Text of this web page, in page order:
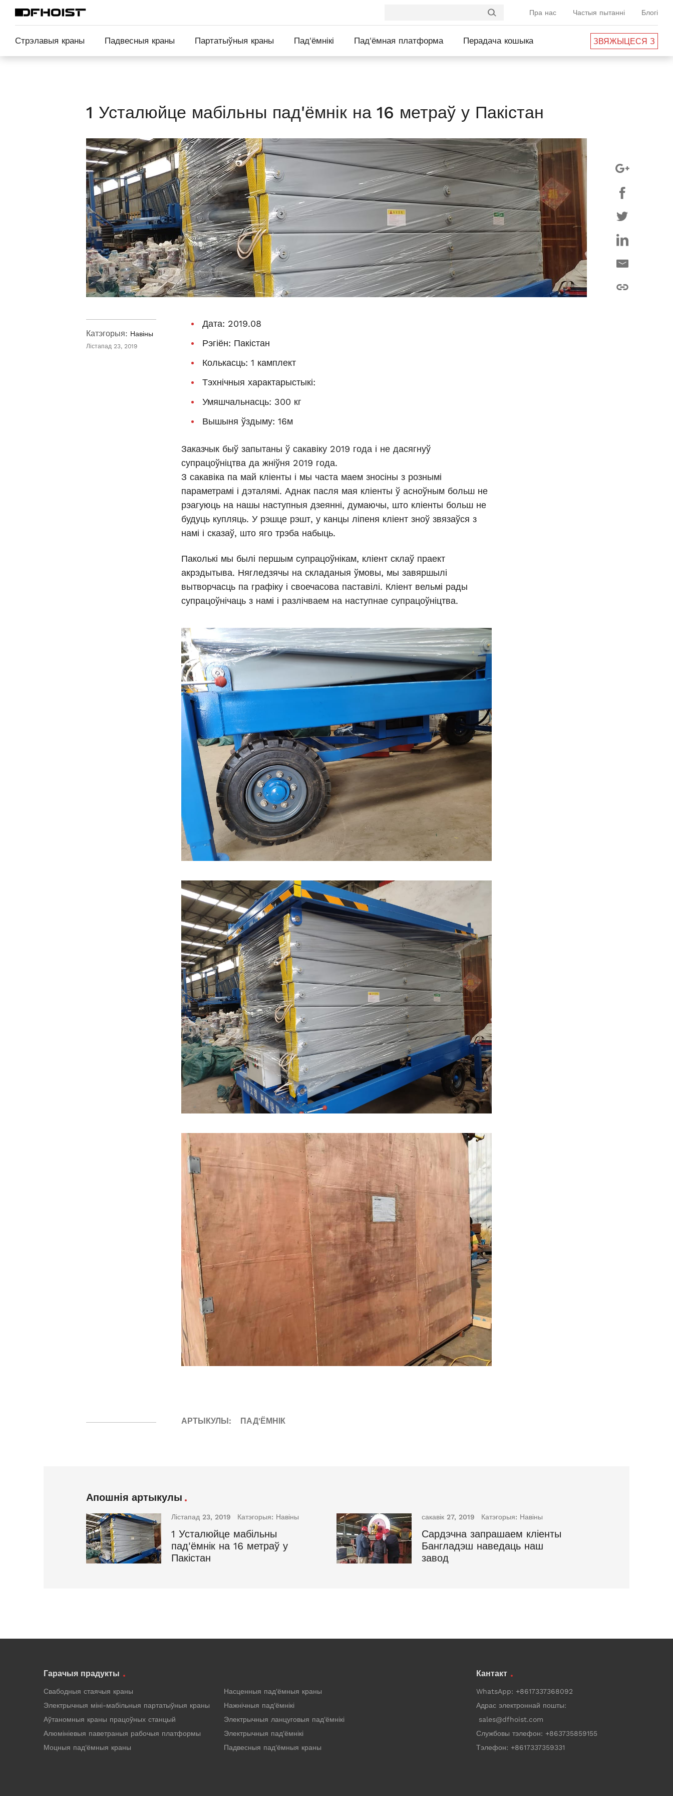
Пра нас Частыя пытанні Блогі
Стрэлавыя краны Падвесныя краны Партатыўныя краны Пад'ёмнікі Пад'ёмная платформа Перадача кошыка
ЗВЯЖЫЦЕСЯ З
НАМІ
1 Усталюйце мабільны пад'ёмнік на 16 метраў у Пакістан
Катэгорыя: Навіны
Лістапад 23, 2019
Дата: 2019.08
Рэгіён: Пакістан
Колькасць: 1 камплект
Тэхнічныя характарыстыкі:
Умяшчальнасць: 300 кг
Вышыня ўздыму: 16м
Заказчык быў запытаны ў сакавіку 2019 года і не дасягнуў
супрацоўніцтва да жніўня 2019 года.
З сакавіка па май кліенты і мы часта маем зносіны з рознымі
параметрамі і дэталямі. Аднак пасля мая кліенты ў асноўным больш не
рэагуюць на нашы наступныя дзеянні, думаючы, што кліенты больш не
будуць купляць. У рэшце рэшт, у канцы ліпеня кліент зноў звязаўся з
намі і сказаў, што яго трэба набыць.
Паколькі мы былі першым супрацоўнікам, кліент склаў праект
акрэдытыва. Нягледзячы на складаныя ўмовы, мы завяршылі
вытворчасць па графіку і своечасова паставілі. Кліент вельмі рады
супрацоўнічаць з намі і разлічваем на наступнае супрацоўніцтва.
АРТЫКУЛЫ: ПАД'ЁМНІК
Апошнія артыкулы
Лістапад 23, 2019 Катэгорыя: Навіны
1 Усталюйце мабільны
пад'ёмнік на 16 метраў у
Пакістан
сакавік 27, 2019 Катэгорыя: Навіны
Сардэчна запрашаем кліенты
Бангладэш наведаць наш
завод
Гарачыя прадукты
Свабодныя стаячыя краны
Насценныя пад'ёмныя краны
Электрычныя міні-мабільныя партатыўныя краны
Нажнічныя пад'ёмнікі
Аўтаномныя краны працоўных станцый
Электрычныя ланцуговыя пад'ёмнікі
Алюмініевыя паветраныя рабочыя платформы
Электрычныя пад'ёмнікі
Моцныя пад'ёмныя краны
Падвесныя пад'ёмныя краны
Кантакт
WhatsApp: +8617337368092
Адрас электроннай пошты:
sales@dfhoist.com
Службовы тэлефон: +863735859155
Тэлефон: +8617337359331